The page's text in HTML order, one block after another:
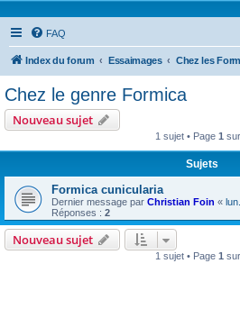
FAQ
Index du forum Essaimages Chez les
Chez le genre Formica
Nouveau sujet
1 sujet • Page 1 sur
Sujets
Formica cunicularia
Dernier message par Christian Foin «
Réponses : 2
Nouveau sujet
1 sujet • Page 1 sur